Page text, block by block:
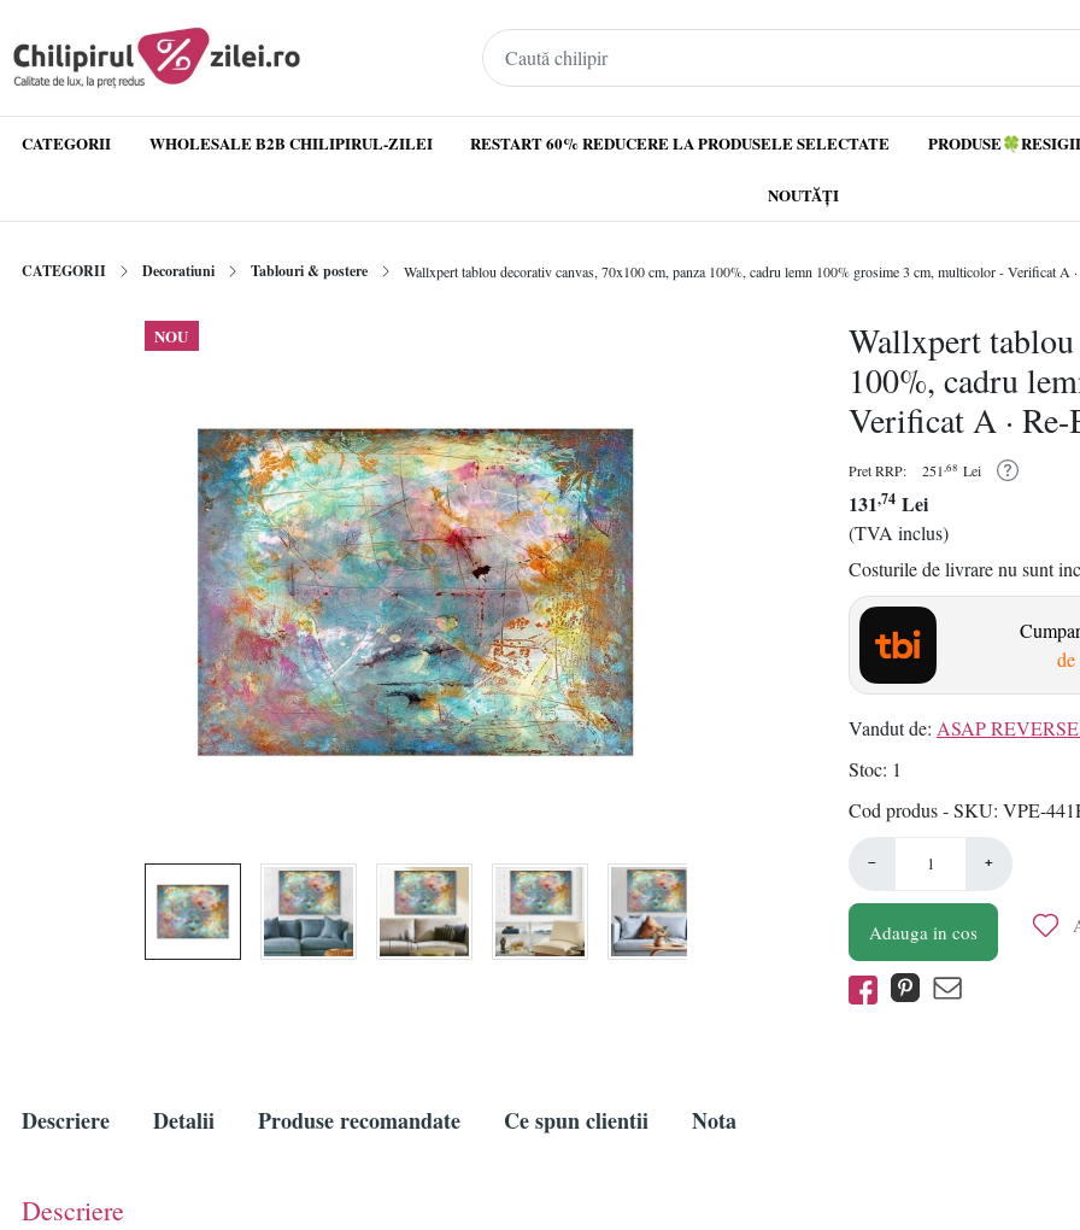
CATEGORII WHOLESALE B2B CHILIPIRUL-ZILEI RESTART 60% REDUCERE LA PRODUSELE SELECTATE
NOUTĂȚI
CATEGORII Decoratiuni Tablouri & postere Wallxpert tablou decorativ canvas, 70x100 cm, panza 100%, cadru lemn 100% grosime 3 cm, multicolor - Verificat A
NOU
Wallxpert tablou
100%, cadru
Verificat A ·
Pret RRP: 251,68 Lei
131,74 Lei
(TVA inclus)
Costurile de livrare nu sunt
de
Vandut de: ASAP
Stoc 1
Cod produs - SKU VPE-
− +
Adauga in cos
Descriere Detalii Produse recomandate Ce spun clientii Nota
Descriere